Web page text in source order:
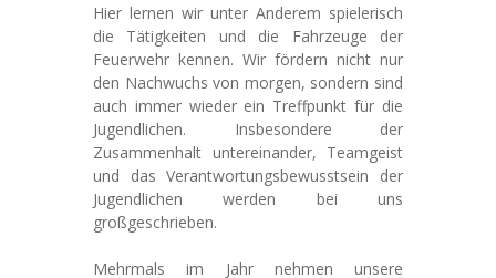
Hier lernen wir unter Anderem spielerisch
die Tätigkeiten und die Fahrzeuge der
Feuerwehr kennen. Wir fördern nicht nur
den Nachwuchs von morgen, sondern sind
auch immer wieder ein Treffpunkt für die
Jugendlichen. Insbesondere der
Zusammenhalt untereinander, Teamgeist
und das Verantwortungsbewusstsein der
Jugendlichen werden bei uns
großgeschrieben.
Mehrmals im Jahr nehmen unsere